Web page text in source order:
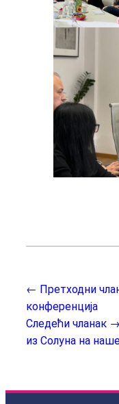
← Претходни
конференција
Следећи чланак →
из Солуна на